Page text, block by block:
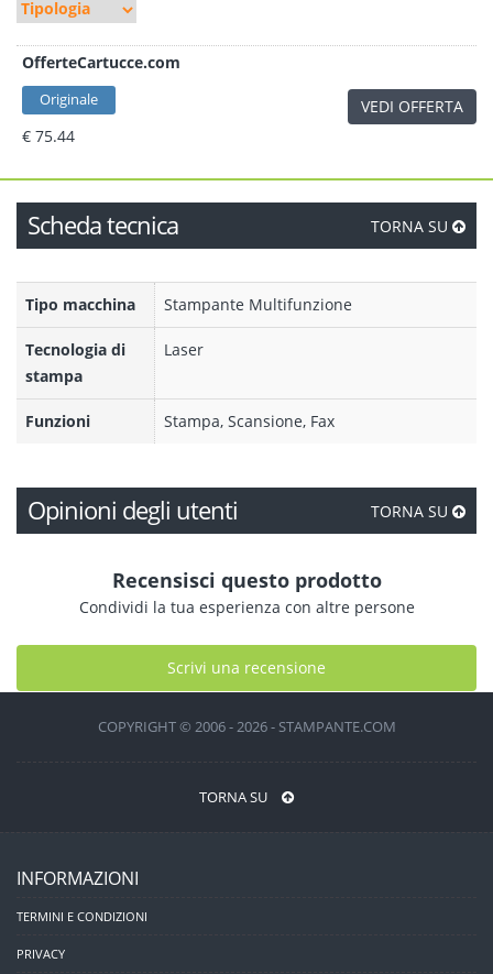
OfferteCartucce.com
Originale
€ 75.44
VEDI OFFERTA
Scheda tecnica TORNA SU
Tipo macchina Stampante Multifunzione
Tecnologia di
stampa
Laser
Funzioni Stampa, Scansione, Fax
Opinioni degli utenti TORNA SU
Recensisci questo prodotto
Condividi la tua esperienza con altre persone
Scrivi una recensione
COPYRIGHT © 2006 - 2026 - STAMPANTE.COM
TORNA SU
INFORMAZIONI
TERMINI E CONDIZIONI
PRIVACY